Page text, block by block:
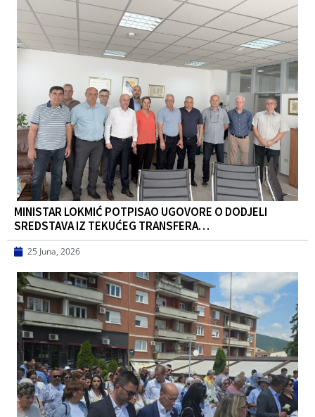
MINISTAR LOKMIĆ POTPISAO UGOVORE O DODJELI
SREDSTAVA IZ TEKUĆEG TRANSFERA…
25 Juna, 2026